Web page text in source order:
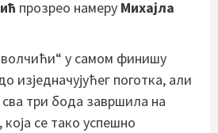
прозрео намеру Михајла
у самом финишу
изједначујућег поготка, али
сва три бода завршила на
се тако успешно